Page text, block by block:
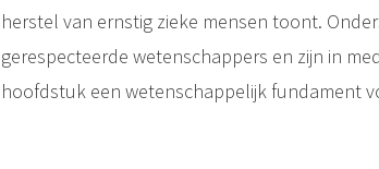
herstel van ernstig zieke mensen toont.
gerespecteerde wetenschappers en zijn in
hoofdstuk een wetenschappelijk fundament